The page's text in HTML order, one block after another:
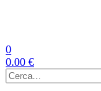
0
0.00 €